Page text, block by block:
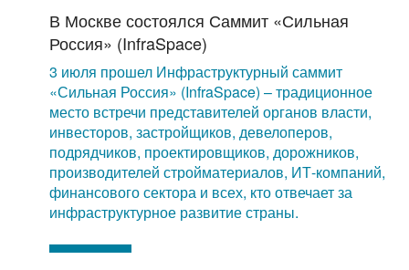
В Москве состоялся Саммит «Сильная
Россия» (InfraSpace)
3 июля прошел Инфраструктурный саммит
«Сильная Россия» (InfraSpace) – традиционное
место встречи представителей органов власти,
инвесторов, застройщиков, девелоперов,
подрядчиков, проектировщиков, дорожников,
производителей стройматериалов, ИТ-компаний,
финансового сектора и всех, кто отвечает за
инфраструктурное развитие страны.